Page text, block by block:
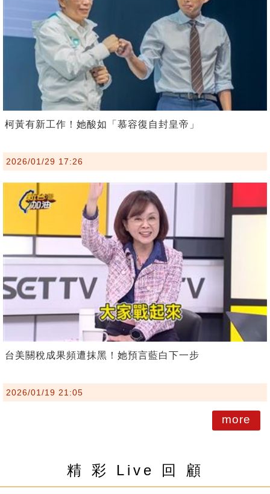
柯黃有新工作！她酸如「慕容復自封皇帝」
2026/01/29 17:26
台美關稅成果頻遭抹黑！她預言藍白下一步
2026/01/19 21:05
more
精 彩 Live 回 顧